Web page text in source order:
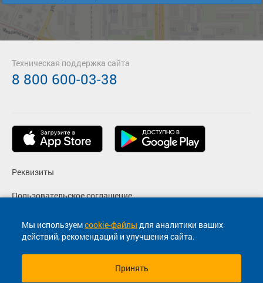
Мы используемcookie-файлы для аналитики ваших
действий, рекомендаций и улучшения сайта.
Принять
Реквизиты
Пользовательское соглашение
Политика конфиденциальности
Согласие на маркетинговые сообщения
Техническая поддержка сайта
8 800 600-03-38
© 2013-2026, ООО "Капитал"- Онлайн сервис продажи